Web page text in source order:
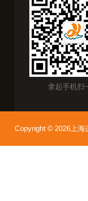
拿起手机扫
Copyright © 2026上